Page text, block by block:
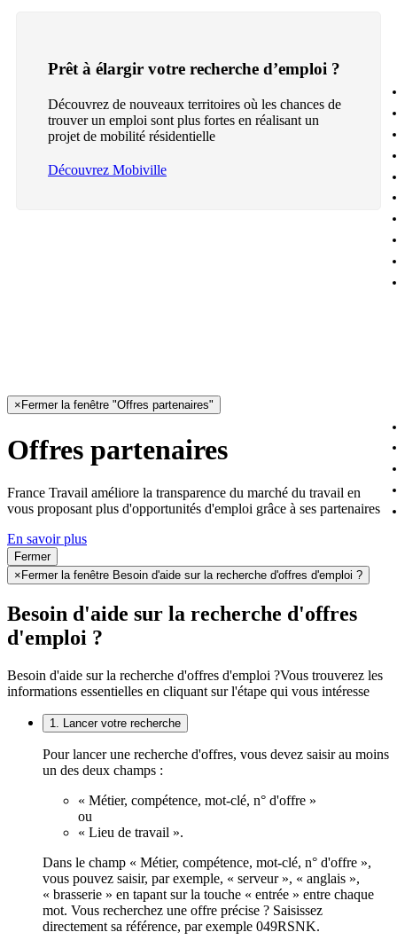
Prêt à élargir votre recherche d’emploi ?
Découvrez de nouveaux territoires où les chances de
trouver un emploi sont plus fortes en réalisant un
projet de mobilité résidentielle
Découvrez Mobiville
× Fermer la fenêtre "Offres partenaires"
Offres partenaires
France Travail améliore la transparence du marché du travail en
vous proposant plus d'opportunités d'emploi grâce à ses partenaires
En savoir plus
Fermer
× Fermer la fenêtre Besoin d'aide sur la recherche d'offres d'emploi ?
Besoin d'aide sur la recherche d'offres
d'emploi ?
Besoin d'aide sur la recherche d'offres d'emploi ?Vous trouverez les
informations essentielles en cliquant sur l'étape qui vous intéresse
1. Lancer votre recherche
Pour lancer une recherche d'offres, vous devez saisir au moins
un des deux champs :
« Métier, compétence, mot-clé, n° d'offre »
ou
« Lieu de travail ».
Dans le champ « Métier, compétence, mot-clé, n° d'offre »,
vous pouvez saisir, par exemple, « serveur », « anglais »,
« brasserie » en tapant sur la touche « entrée » entre chaque
mot. Vous recherchez une offre précise ? Saisissez
directement sa référence, par exemple 049RSNK.